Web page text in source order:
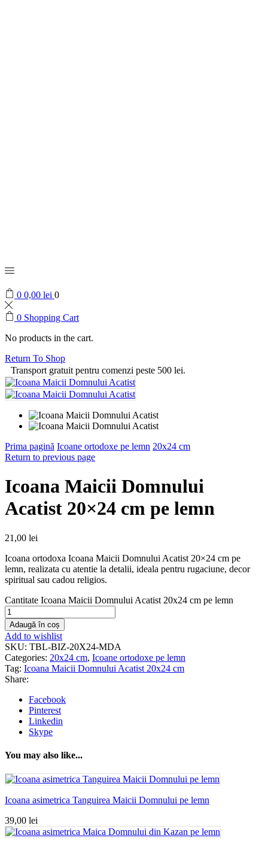
0 0,00 lei 0
0 Shopping Cart
No products in the cart.
Return To Shop
Transport gratuit pentru comenzi peste 500 lei.
Prima pagină Icoane ortodoxe pe lemn 20x24 cm
Return to previous page
Icoana Maicii Domnului
Acatist 20×24 cm pe lemn
21,00 lei
Icoana ortodoxa Icoana Maicii Domnului Acatist 20×24 cm pe
lemn, realizata cu atentie la detalii, ideala pentru rugaciune, decor
spiritual sau cadou religios.
Cantitate Icoana Maicii Domnului Acatist 20x24 cm pe lemn
Adaugă în coș
Add to wishlist
SKU: TBL-BIZ-20X24-MDA
Categories: 20x24 cm, Icoane ortodoxe pe lemn
Tag: Icoana Maicii Domnului Acatist 20x24 cm
Share:
Facebook
Pinterest
Linkedin
Skype
You may also like...
Icoana asimetrica Tanguirea Maicii Domnului pe lemn
39,00 lei